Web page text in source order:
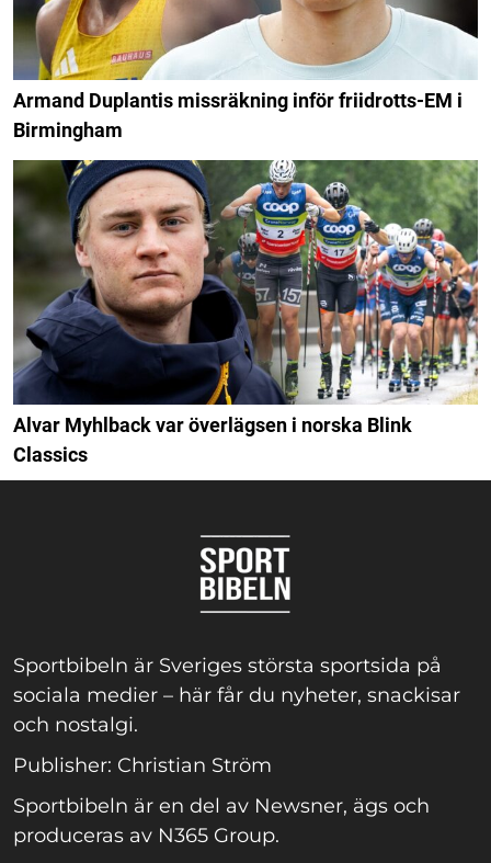
Armand Duplantis missräkning inför friidrotts-EM i
Birmingham
Alvar Myhlback var överlägsen i norska Blink
Classics
Sportbibeln är Sveriges största sportsida på
sociala medier – här får du nyheter, snackisar
och nostalgi.
Publisher: Christian Ström
Sportbibeln är en del av Newsner, ägs och
produceras av N365 Group.